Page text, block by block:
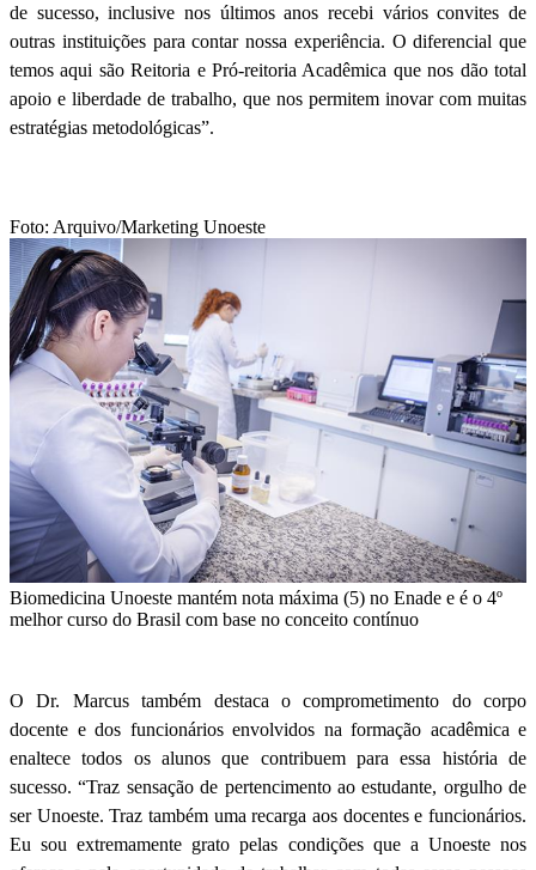
de sucesso, inclusive nos últimos anos recebi vários convites de
outras instituições para contar nossa experiência. O diferencial que
temos aqui são Reitoria e Pró-reitoria Acadêmica que nos dão total
apoio e liberdade de trabalho, que nos permitem inovar com muitas
estratégias metodológicas”.
Foto: Arquivo/Marketing Unoeste
Biomedicina Unoeste mantém nota máxima (5) no Enade e é o 4º
melhor curso do Brasil com base no conceito contínuo
O Dr. Marcus também destaca o comprometimento do corpo
docente e dos funcionários envolvidos na formação acadêmica e
enaltece todos os alunos que contribuem para essa história de
sucesso. “Traz sensação de pertencimento ao estudante, orgulho de
ser Unoeste. Traz também uma recarga aos docentes e funcionários.
Eu sou extremamente grato pelas condições que a Unoeste nos